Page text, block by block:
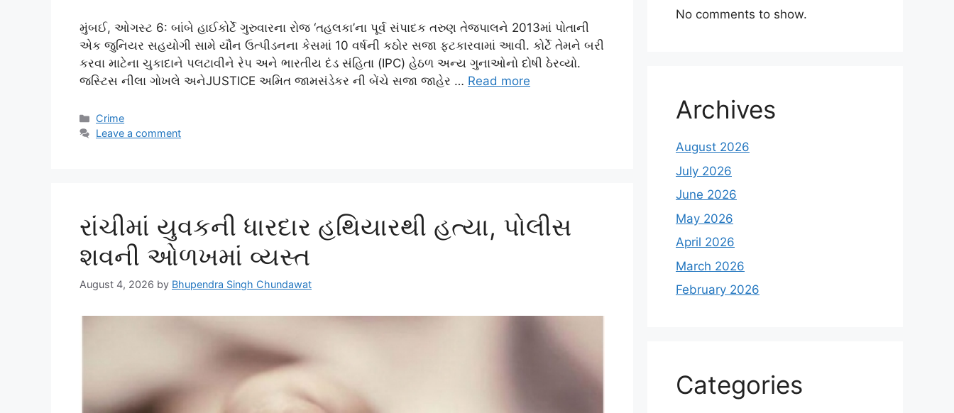
મુંબઈ, ઓગસ્ટ 6: બાંબે હાઈકોર્ટે ગુરુવારના રોજ ‘તહલકા’ના પૂર્વ સંપાદક તરુણ તેજપાલને 2013માં પોતાની
એક જુનિયર સહયોગી સામે યૌન ઉત્પીડનના કેસમાં 10 વર્ષની કઠોર સજા ફટકારવામાં આવી. કોર્ટે તેમને બરી
કરવા માટેના ચુકાદાને પલટાવીને રેપ અને ભારતીય દંડ સંહિતા (IPC) હેઠળ અન્ય ગુનાઓનો દોષી ઠેરવ્યો.
જસ્ટિસ નીલા ગોખલે અનેJUSTICE અમિત જામસંડેકર ની બેંચે સજા જાહેર … Read more
Categories
Crime
Leave a comment
રાંચીમાં યુવકની ધારદાર હથિયારથી હત્યા, પોલીસ
શવની ઓળખમાં વ્યસ્ત
August 4, 2026 by Bhupendra Singh Chundawat
No comments to show.
Archives
August 2026
July 2026
June 2026
May 2026
April 2026
March 2026
February 2026
Categories